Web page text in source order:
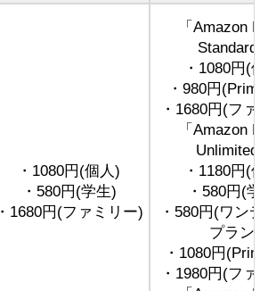
・1080円(個人)
・580円(学生)
・1680円(ファミリー)
「Amazon
Standard
・1080円(
・980円
・1680円(ファ
「Amazon
Unlimited
・1180円(
・580円(学
・580円(ワン
プラン)
・1080円
・1980円(ファ